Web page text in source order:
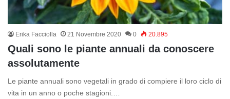
Erika Facciolla 21 Novembre 2020 0 20.895
Quali sono le piante annuali da conoscere
assolutamente
Le piante annuali sono vegetali in grado di compiere il loro ciclo di
vita in un anno o poche stagioni.…